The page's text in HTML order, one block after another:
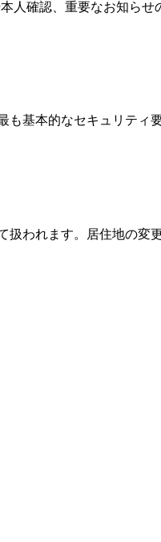
人確認、重要なお知ら
基本的なセキュリティ
われます。居住地の変